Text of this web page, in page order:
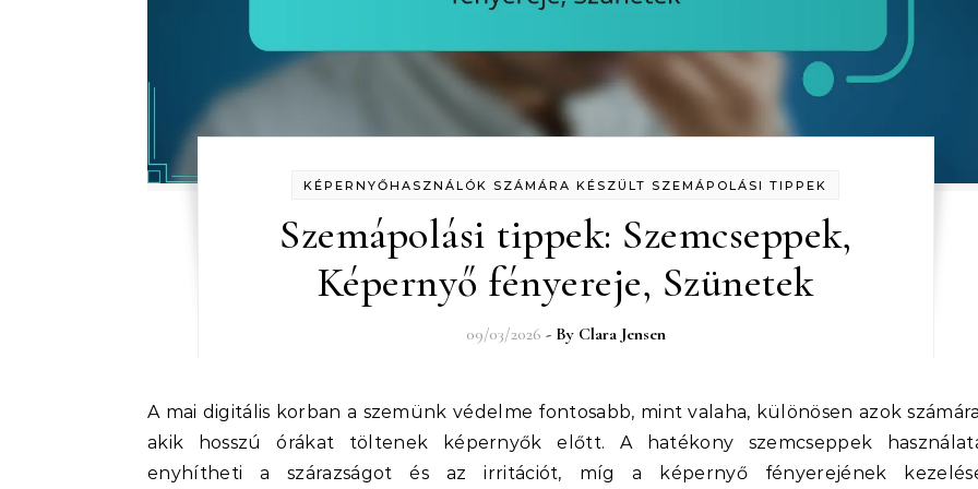
KÉPERNYŐHASZNÁLÓK SZÁMÁRA KÉSZÜLT SZEMÁPOLÁSI TIPPEK
Szemápolási tippek: Szemcseppek,
Képernyő fényereje, Szünetek
09/03/2026 - By Clara Jensen
A mai digitális korban a szemünk védelme fontosabb, mint valaha, különösen azok számára,
akik hosszú órákat töltenek képernyők előtt. A hatékony szemcseppek
enyhítheti a szárazságot és az irritációt, míg a képernyő fényerejének